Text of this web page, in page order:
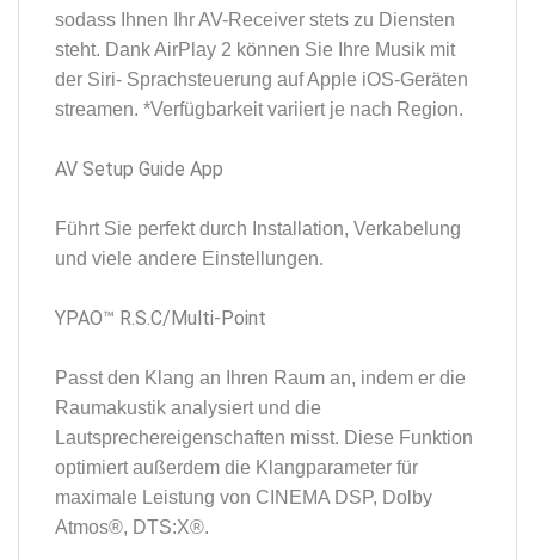
sodass Ihnen Ihr AV-Receiver stets zu Diensten
steht. Dank AirPlay 2 können Sie Ihre Musik mit
der Siri- Sprachsteuerung auf Apple iOS-Geräten
streamen. *Verfügbarkeit variiert je nach Region.
AV Setup Guide App
Führt Sie perfekt durch Installation, Verkabelung
und viele andere Einstellungen.
YPAO™ R.S.C/Multi-Point
Passt den Klang an Ihren Raum an, indem er die
Raumakustik analysiert und die
Lautsprechereigenschaften misst. Diese Funktion
optimiert außerdem die Klangparameter für
maximale Leistung von CINEMA DSP, Dolby
Atmos®, DTS:X®.